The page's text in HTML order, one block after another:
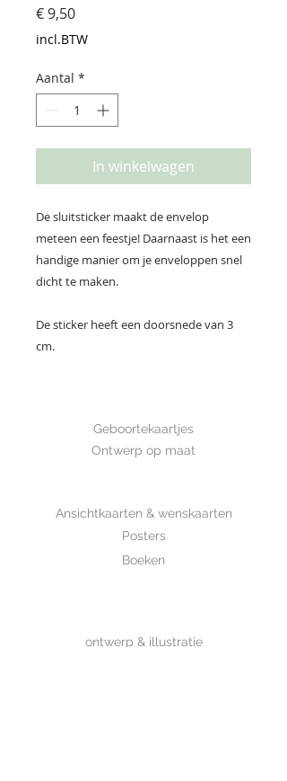
€ 9,50Prijs
incl.BTW
Aantal *
In winkelwagen
De sluitsticker maakt de envelop
meteen een feestje! Daarnaast is het een
handige manier om je enveloppen snel
dicht te maken.
De sticker heeft een doorsnede van 3
cm.
Geboortekaartjes
Ontwerp op maat
Ansichtkaarten & wenskaarten
Posters
Boeken
ontwerp & illustratie